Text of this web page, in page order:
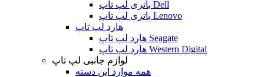
باتری لپ تاپ Dell
باتری لپ تاپ Lenovo
هارد لپ تاپ
هارد لپ تاپ Seagate
هارد لپ تاپ Western Digital
لوازم جانبی لپ تاپ
همه موارد این دسته